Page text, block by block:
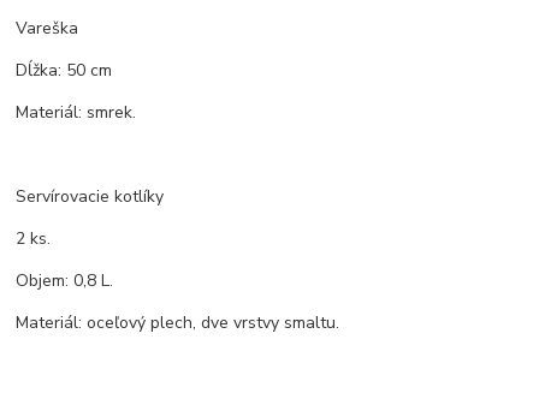
Vareška
Dĺžka: 50 cm
Materiál: smrek.
Servírovacie kotlíky
2 ks.
Objem: 0,8 L.
Materiál: oceľový plech, dve vrstvy smaltu.